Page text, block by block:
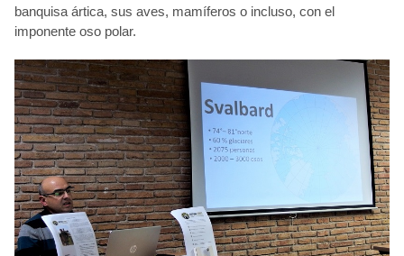
banquisa ártica, sus aves, mamíferos o incluso, con el
imponente oso polar.